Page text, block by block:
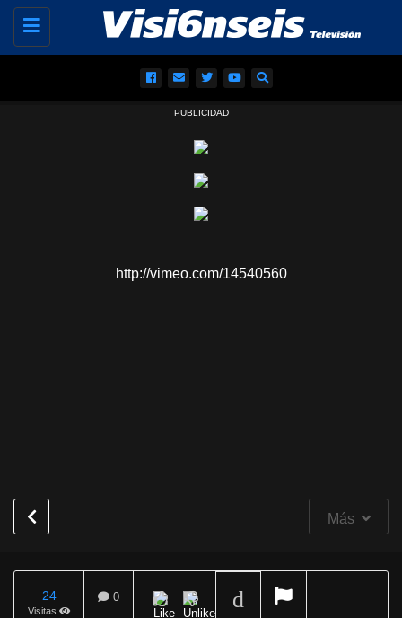
Toggle
navigation
PUBLICIDAD
http://vimeo.com/14540560
Más
REPRODUCIENDO
(Promo)
24
Visitas
0